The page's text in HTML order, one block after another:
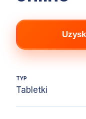
TYP
Tabletki